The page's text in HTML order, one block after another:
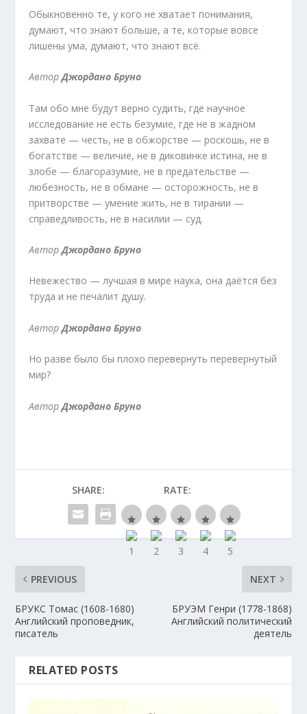
Обыкновенно те, у кого не хватает понимания,
думают, что знают больше, а те, которые вовсе
лишены ума, думают, что знают всё.
АвторДжордано Бруно
Там обо мне будут верно судить, где научное
исследование не есть безумие, где не в жадном
захвате — честь, не в обжорстве — роскошь, не в
богатстве — величие, не в диковинке истина, не в
злобе — благоразумие, не в предательстве —
любезность, не в обмане — осторожность, не в
притворстве — умение жить, не в тирании —
справедливость, не в насилии — суд.
АвторДжордано Бруно
Невежество — лучшая в мире наука, она даётся без
труда и не печалит душу.
АвторДжордано Бруно
Но разве было бы плохо перевернуть перевернутый
мир?
АвторДжордано Бруно
SHARE: RATE:
PREVIOUS
БРУКС Томас (1608-1680)
Английский проповедник,
писатель
NEXT
БРУЭМ Генри (1778-1868)
Английский политический
деятель
RELATED POSTS